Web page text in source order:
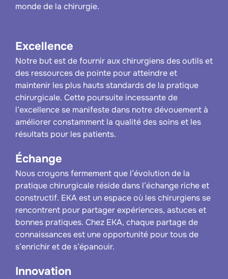
monde de la chirurgie.
Excellence
Notre but est de fournir aux chirurgiens des outils et
des ressources de pointe pour atteindre et
maintenir les plus hauts standards de la pratique
chirurgicale. Cette poursuite incessante de
l’excellence se manifeste dans notre dévouement à
améliorer constamment la qualité des soins et les
résultats pour les patients.
Échange
Nous croyons fermement que l’évolution de la
pratique chirurgicale réside dans l’échange riche et
constructif. EKA est un espace où les chirurgiens se
rencontrent pour partager expériences, astuces et
bonnes pratiques. Chez EKA, chaque partage de
connaissances est une opportunité pour tous de
s’enrichir et de s’épanouir.
Innovation